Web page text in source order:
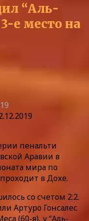
“Аль-
е место на
пенальти
Аравии в
мира по
в Дохе.
со счетом 2:2.
Артуро Гонсалес
(60-я), у “Аль-